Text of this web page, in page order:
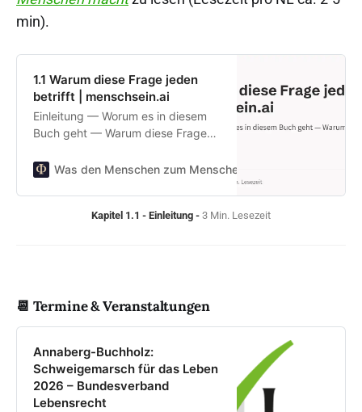
min).
1.1 Warum diese Frage jeden
betrifft | menschsein.ai
Einleitung — Worum es in diesem
Buch geht — Warum diese Frage
Was den Menschen zum Menschen macht
Kapitel 1.1 - Einleitung - 3 Min. Lesezeit
📆 Termine & Veranstaltungen
Annaberg-Buchholz:
Schweigemarsch für das Leben
2026 – Bundesverband
Lebensrecht